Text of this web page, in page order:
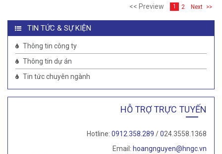
<< Preview 1 2 Next >>
TIN TỨC & SỰ KIỆN
Thông tin công ty
Thông tin dự án
Tin tức chuyên ngành
HỖ TRỢ TRỰC TUYẾN
Hotline: 0912.358.289 /024.3558.1368
Email: hoangnguyen@hngc.vn